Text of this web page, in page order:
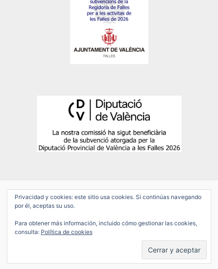
Copyright © 2026 Falla Salamanca-Conde de Altea
POLÍTICA DE PRIVACIDAD
Privacidad y cookies: este sitio usa cookies. Si continúas navegando
por él, aceptas su uso.
Para obtener más información, incluido cómo gestionar las cookies,
consulta: Política de cookies